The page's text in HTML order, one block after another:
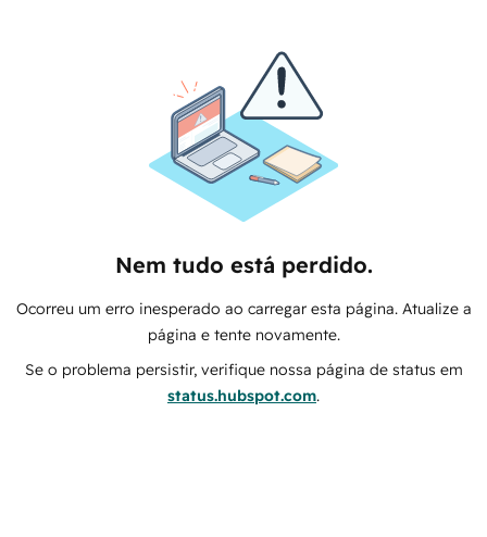
Nem tudo está perdido.
Ocorreu um erro inesperado ao carregar esta página. Atualize a
página e tente novamente.
Se o problema persistir, verifique nossa página de status em
status.hubspot.com.